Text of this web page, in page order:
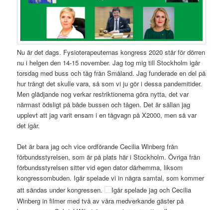
Nu är det dags. Fysioterapeuternas kongress 2020 står för dörren
nu i helgen den 14-15 november. Jag tog mig till Stockholm igår
torsdag med buss och tåg från Småland. Jag funderade en del på
hur trångt det skulle vara, så som vi ju gör i dessa pandemitider.
Men glädjande nog verkar restriktionerna göra nytta, det var
närmast ödsligt på både bussen och tågen. Det är sällan jag
upplevt att jag varit ensam i en tågvagn på X2000, men så var
det igår.
Det är bara jag och vice ordförande Cecilia Winberg från
förbundsstyrelsen, som är på plats här i Stockholm. Övriga från
förbundsstyrelsen sitter vid egen dator därhemma, liksom
kongressombuden. Igår spelade vi in några samtal, som kommer
att sändas under kongressen.
Igår spelade jag och Cecilia
Winberg in filmer med två av våra medverkande gäster på